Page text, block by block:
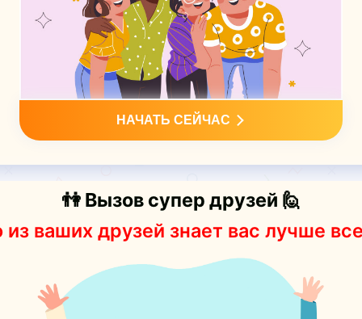
НАЧАТЬ СЕЙЧАС
👫 Вызов супер друзей 🙋
из ваших друзей знает вас лучше